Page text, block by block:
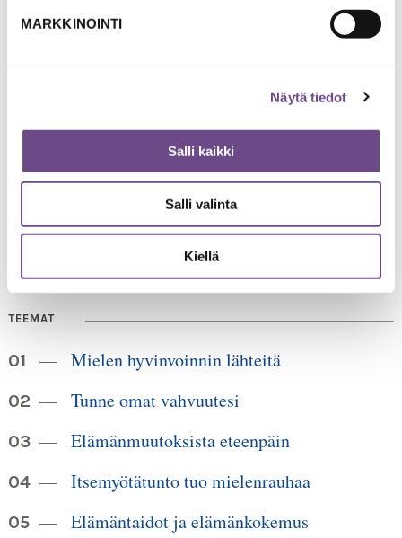
MARKKINOINTI
Näytä tiedot
Salli kaikki
Salli valinta
Kiellä
00520 Helsinki
Lankanumeron käyttö loppuu
info@ikainstituutti.fi
TEEMAT
Mielen hyvinvoinnin lähteitä
Tunne omat vahvuutesi
Elämänmuutoksista eteenpäin
Itsemyötätunto tuo mielenrauhaa
Elämäntaidot ja elämänkokemus